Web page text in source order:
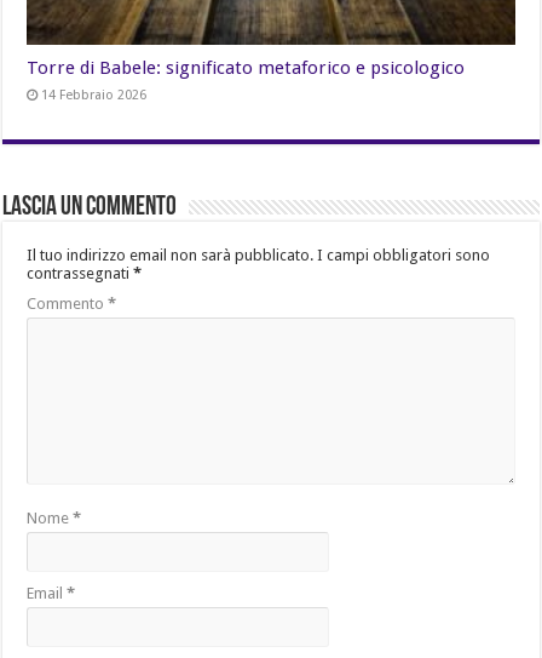
Torre di Babele: significato metaforico e psicologico
14 Febbraio 2026
Lascia un commento
Il tuo indirizzo email non sarà pubblicato. I campi obbligatori sono
contrassegnati*
Commento*
Nome*
Email*